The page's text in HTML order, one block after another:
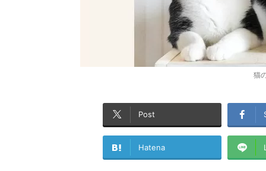
猫
Post
Hatena